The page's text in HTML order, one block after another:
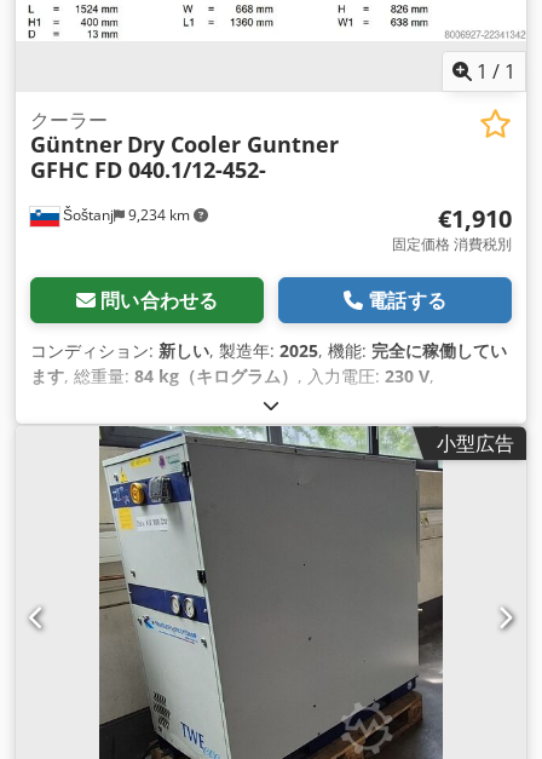
1 / 1
Šoštanj 9,234 km
クーラー
Güntner Dry Cooler Guntner
GFHC FD 040.1/12-452-
€1,910
固定価格 消費税別
問い合わせる 電話する
コンディション: 新しい, 製造年: 2025, 機能: 完全に稼働してい
ます, 総重量: 84 kg（キログラム） , 入力電圧: 230 V,
小型広告